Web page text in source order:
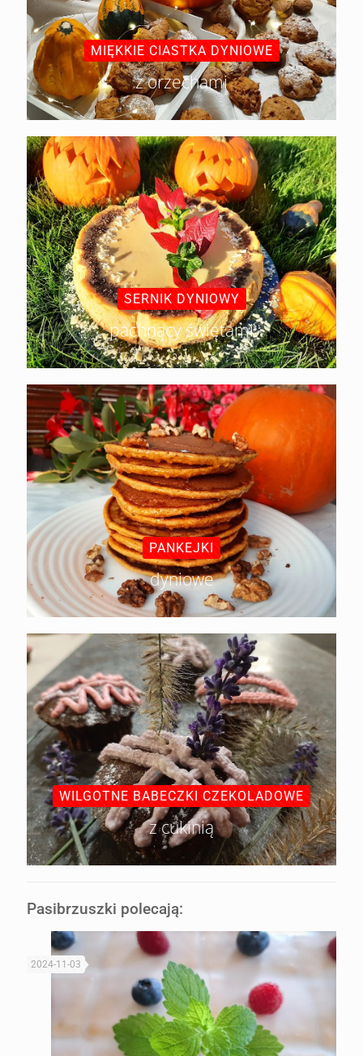
MIĘKKIE CIASTKA DYNIOWE
z orzechami
SERNIK DYNIOWY
pachnący świętami
PANKEJKI
dyniowe
WILGOTNE BABECZKI CZEKOLADOWE
z cukinią
Pasibrzuszki polecają:
2024-11-03